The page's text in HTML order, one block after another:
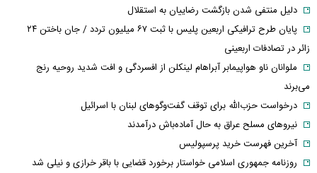
دلیل منتفی شدن بازگشت رضاییان به استقلال
پایان طرح ترافیکی اربعین پلیس با ثبت ۶۷ میلیون تردد / جان باختن ۲۴
زائر در تصادفات اربعینی
ملوانان ناو هواپیمابر آبراهام لینکلن از افسردگی و افت شدید روحیه رنج
می‌برند
درخواست حزب‌الله برای توقف گفت‌وگوهای لبنان با اسرائیل
نیروهای مسلح عراق به حال آماده‌باش درآمدند
آخرین فهرست خرید پرسپولیس
روزنامه جمهوری اسلامی خواستار برخورد قضایی با باقر خرازی و نیلی شد